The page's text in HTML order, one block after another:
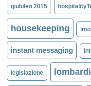
giubileo 2015
housekeeping imo
instant messaging
legislazione